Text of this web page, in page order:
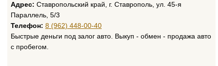
Адрес: Ставропольский край, г. Ставрополь, ул. 45-я
Параллель, 5/3
Телефон: 8 (962) 448-00-40
Быстрые деньги под залог авто. Выкуп - обмен - продажа авто
с пробегом.